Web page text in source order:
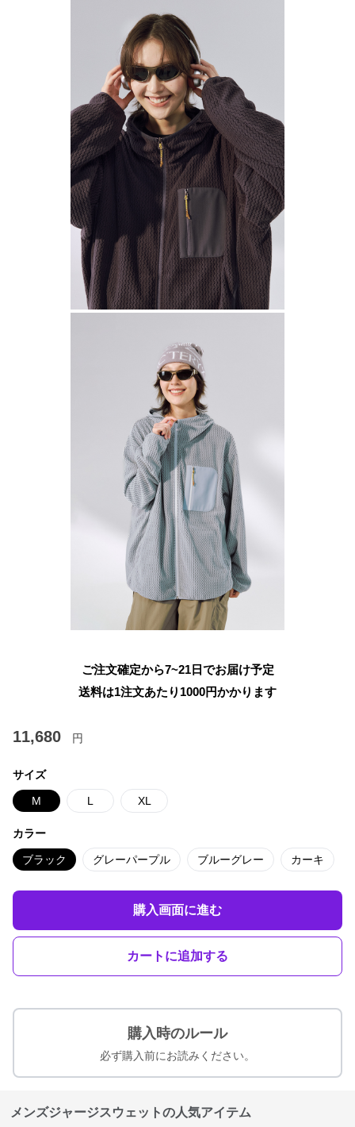
ご注文確定から7~21日でお届け予定
送料は1注文あたり 1000円かかります
11,680 円
サイズ
M L XL
カラー
ブラック グレーパープル ブルーグレー カーキ
購入画面に進む
カートに追加する
購入時のルール
必ず購入前にお読みください。
メンズジャージスウェットの人気アイテム